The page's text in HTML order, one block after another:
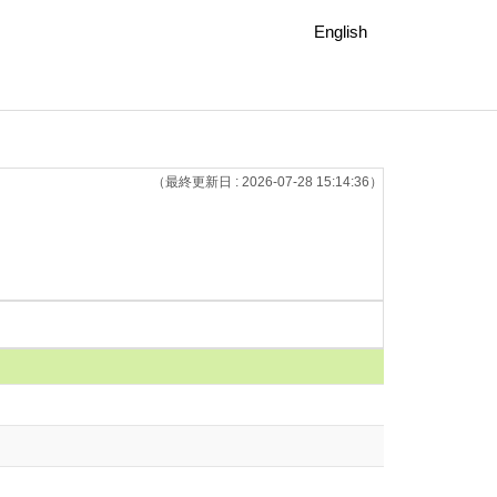
English
（最終更新日 : 2026-07-28 15:14:36）